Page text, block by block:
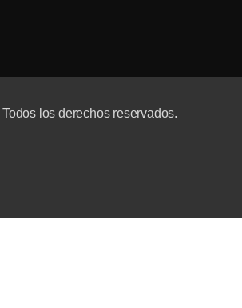
los derechos reservados.